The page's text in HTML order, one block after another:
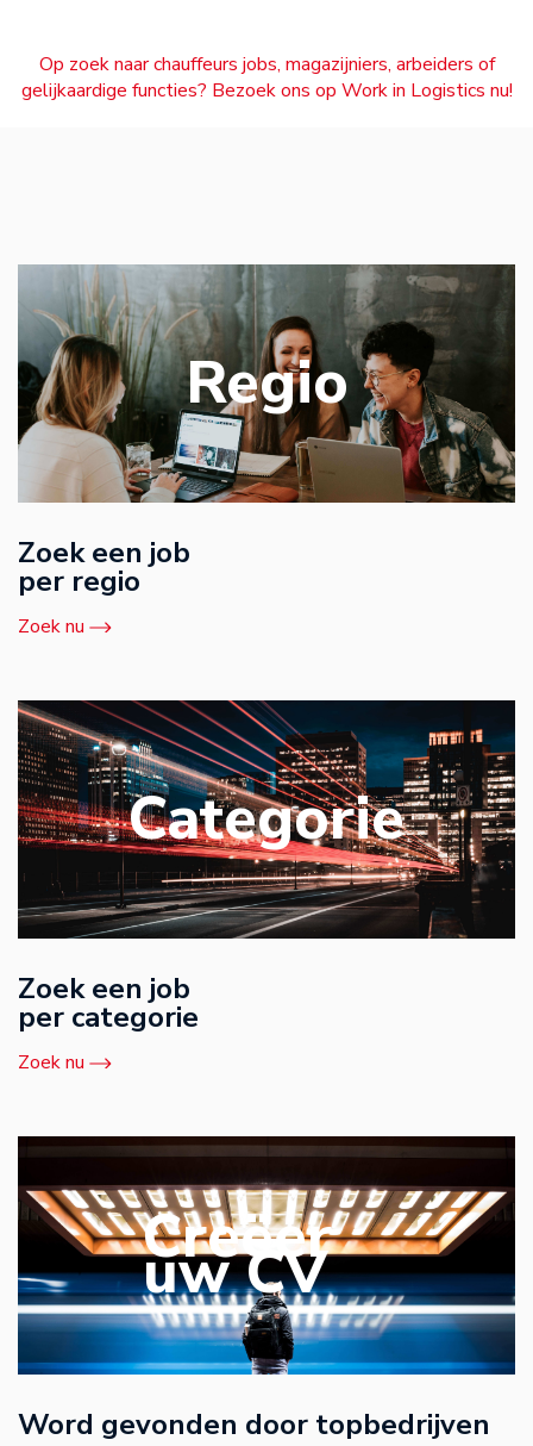
Op zoek naar chauffeurs jobs, magazijniers, arbeiders of
gelijkaardige functies? Bezoek ons op Work in Logistics nu!
Regio
Zoek een job
per regio
Zoek nu
Categorie
Zoek een job
per categorie
Zoek nu
Creëer
uw CV
Word gevonden door topbedrijven